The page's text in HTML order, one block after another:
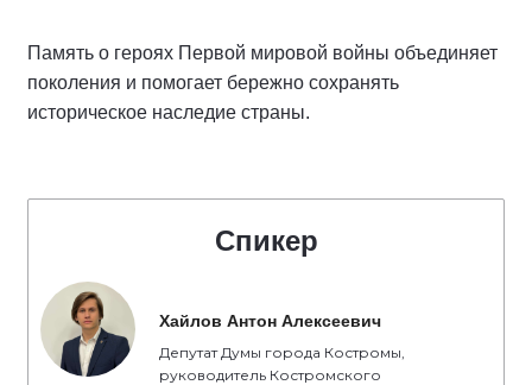
Память о героях Первой мировой войны объединяет
поколения и помогает бережно сохранять
историческое наследие страны.
Спикер
Хайлов Антон Алексеевич
Депутат Думы города Костромы,
руководитель Костромского